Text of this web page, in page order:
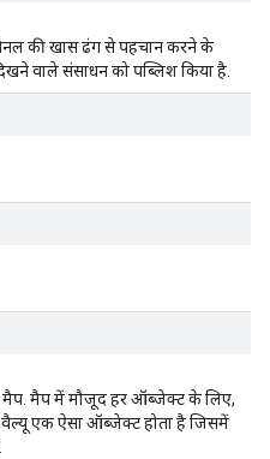
की खास ढंग से पहचान करने के
वाले संसाधन को पब्लिश किया है.
मैप में मौजूद हर ऑब्जेक्ट के लिए,
एक ऐसा ऑब्जेक्ट होता है जिसमें